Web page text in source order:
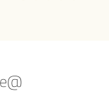
@thenovaclinic.ae